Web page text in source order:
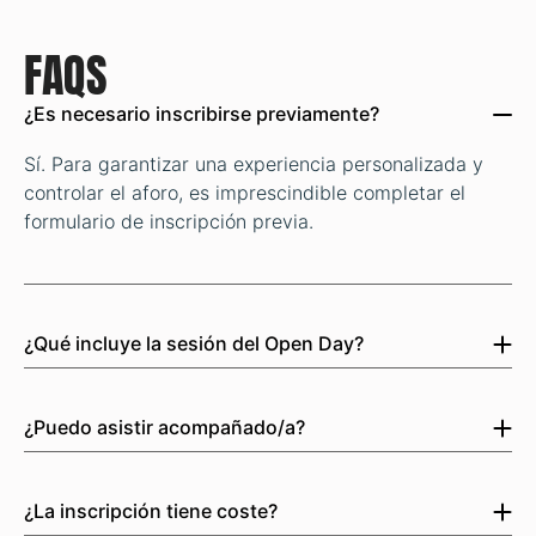
FAQS
¿Es necesario inscribirse previamente?
Sí. Para garantizar una experiencia personalizada y
controlar el aforo, es imprescindible completar el
formulario de inscripción previa.
¿Qué incluye la sesión del Open Day?
Conocer en profundidad nuestros másteres y
Descubrir las salidas profesionales en la industria
¿Puedo asistir acompañado/a?
¿La inscripción tiene coste?